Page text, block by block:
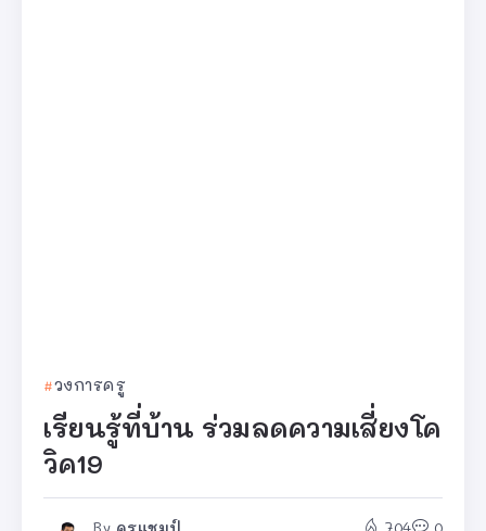
วงการครู
เรียนรู้ที่บ้าน ร่วมลดความเสี่ยงโค
วิค19
By ครูแชมป์
704 0